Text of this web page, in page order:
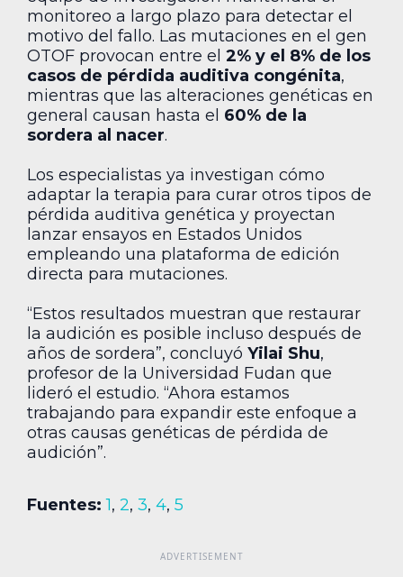
monitoreo a largo plazo para detectar el
motivo del fallo. Las mutaciones en el gen
OTOF provocan entre el 2% y el 8% de los
casos de pérdida auditiva congénita,
mientras que las alteraciones genéticas en
general causan hasta el 60% de la
sordera al nacer.
Los especialistas ya investigan cómo
adaptar la terapia para curar otros tipos de
pérdida auditiva genética y proyectan
lanzar ensayos en Estados Unidos
empleando una plataforma de edición
directa para mutaciones.
“Estos resultados muestran que restaurar
la audición es posible incluso después de
años de sordera”, concluyó Yilai Shu,
profesor de la Universidad Fudan que
lideró el estudio. “Ahora estamos
trabajando para expandir este enfoque a
otras causas genéticas de pérdida de
audición”.
Fuentes: 1, 2, 3, 4, 5